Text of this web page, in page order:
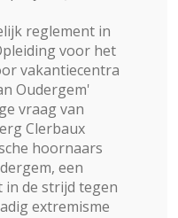
reglement in
voor het
vakantiecentra
Oudergem'
vraag van
Clerbaux
hoornaars
een
in de strijd tegen
extremisme